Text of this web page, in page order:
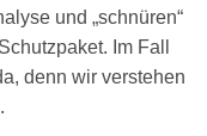
und „schnüren“
Im Fall
denn wir verstehen